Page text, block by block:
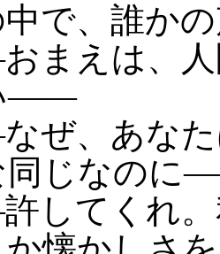
で、誰か
えは、人
――
、あなた
同じなのに
てくれ。